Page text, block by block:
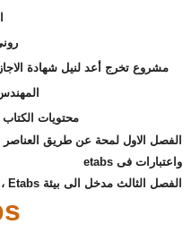
مشروع تخرج أعد لنيل شهادة
محتويات
الفصل الاول لمحة عن طريق
واعتبارات فى etabs
الفصل الثالث مدخل الى بيئة Etabs ،الفصل الرابع امثلة تطبيقية فى Etabs